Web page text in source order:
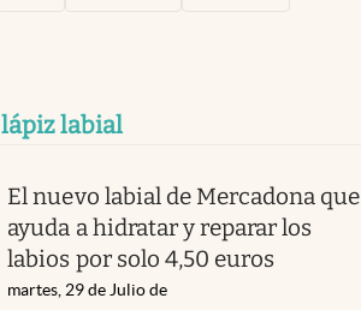
lápiz labial
El nuevo labial de Mercadona que
ayuda a hidratar y reparar los
labios por solo 4,50 euros
martes, 29 de Julio de